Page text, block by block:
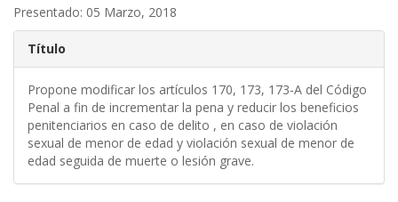
Presentado: 05 Marzo, 2018
Título
Propone modificar los artículos 170, 173, 173-A del Código
Penal a fin de incrementar la pena y reducir los beneficios
penitenciarios en caso de delito , en caso de violación
sexual de menor de edad y violación sexual de menor de
edad seguida de muerte o lesión grave.